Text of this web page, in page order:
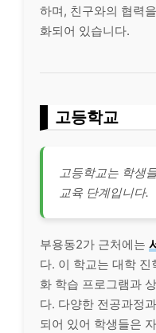
하며, 친구와의 협력
화되어 있습니다.
고등학교
고등학교는 학생
교육 단계입니다.
부용동2가 근처에는
다. 이 학교는 대학
화 학습 프로그램과
다. 다양한 전공과정
되어 있어 학생들은